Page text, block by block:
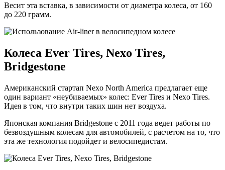
Весит эта вставка, в зависимости от диаметра колеса, от 160
до 220 грамм.
Колеса Ever Tires, Nexo Tires,
Bridgestone
Американский стартап Nexo North America предлагает еще
один вариант «неубиваемых» колес: Ever Tires и Nexo Tires.
Идея в том, что внутри таких шин нет воздуха.
Японская компания Bridgestone с 2011 года ведет работы по
безвоздушным колесам для автомобилей, с расчетом на то, что
эта же технология подойдет и велосипедистам.